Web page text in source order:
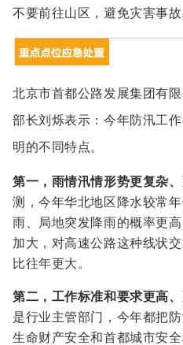
不要前往山区，避免灾害事故
北京市首都公路发展集团有
部长刘烁表示：今年防汛工
明的不同特点。
第一，雨情汛情形势更复杂、
测，今年华北地区降水较常
雨、局地突发降雨的概率更
加大，对高速公路这种线状
比往年更大。
第二，工作标准和要求更高、
是行业主管部门，今年都把
生命财产安全和首都城市安